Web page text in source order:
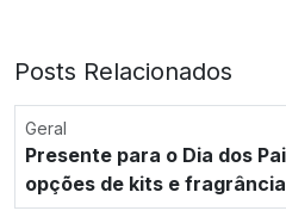
Posts Relacionados
Geral
Presente para o Dia dos
opções de kits e